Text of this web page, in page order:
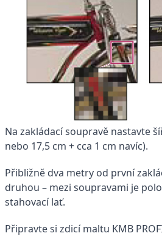
Na zakládací soupravě nastavte
nebo 17,5 cm + cca 1 cm navíc).
Přibližně dva metry od první
druhou – mezi soupravami je
stahovací lať.
Připravte si zdicí maltu KMB